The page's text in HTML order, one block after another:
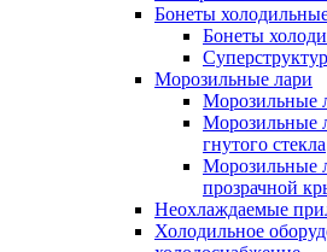
Бонеты
Бонеты
Морозильные лари
Морозильные
Морозильные
гнутого стекла
Морозильные
прозрачной
Неохлаждаемые
Холодильное